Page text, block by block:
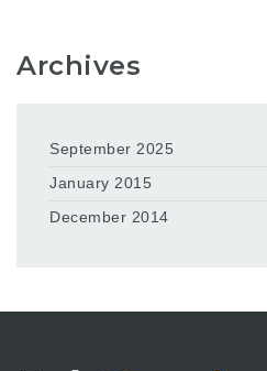
Archives
September 2025
January 2015
December 2014